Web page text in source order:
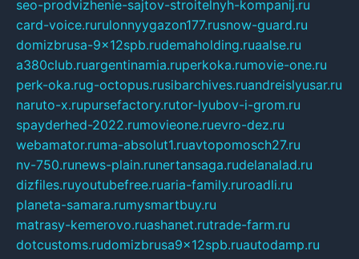
seo-prodvizhenie-sajtov-stroitelnyh-kompanij.ru
card-voice.rurulonnyygazon177.rusnow-guard.ru
domizbrusa-9x12spb.rudemaholding.ruaalse.ru
a380club.ruargentinamia.ruperkoka.rumovie-one.ru
perk-oka.rug-octopus.rusibarchives.ruandreislyusar.ru
naruto-x.rupursefactory.rutor-lyubov-i-grom.ru
spayderhed-2022.rumovieone.ruevro-dez.ru
webamator.ruma-absolut1.ruavtopomosch27.ru
nv-750.runews-plain.runertansaga.rudelanalad.ru
dizfiles.ruyoutubefree.ruaria-family.ruroadli.ru
planeta-samara.rumysmartbuy.ru
matrasy-kemerovo.ruashanet.rutrade-farm.ru
dotcustoms.rudomizbrusa9x12spb.ruautodamp.ru